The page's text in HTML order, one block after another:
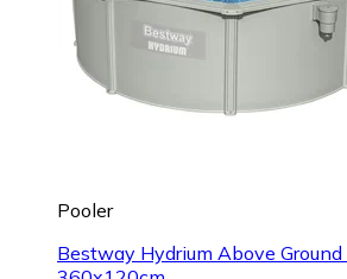
Pooler
Bestway Hydrium Above Ground